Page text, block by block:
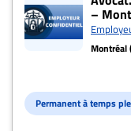
EMPLOIS
ET
JURISTES
–
Montréal
Permanent à temps